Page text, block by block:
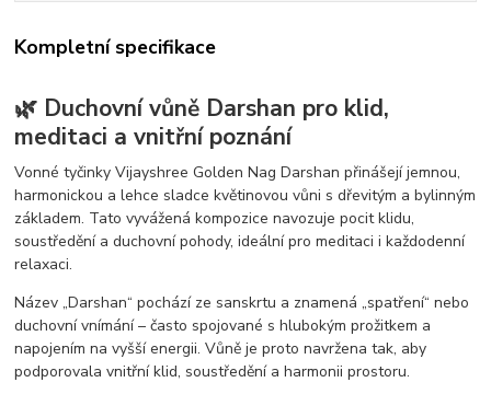
Kompletní specifikace
🌿 Duchovní vůně Darshan pro klid,
meditaci a vnitřní poznání
Vonné tyčinky Vijayshree Golden Nag Darshan přinášejí jemnou,
harmonickou a lehce sladce květinovou vůni s dřevitým a bylinným
základem. Tato vyvážená kompozice navozuje pocit klidu,
soustředění a duchovní pohody, ideální pro meditaci i každodenní
relaxaci.
Název „Darshan“ pochází ze sanskrtu a znamená „spatření“ nebo
duchovní vnímání – často spojované s hlubokým prožitkem a
napojením na vyšší energii. Vůně je proto navržena tak, aby
podporovala vnitřní klid, soustředění a harmonii prostoru.